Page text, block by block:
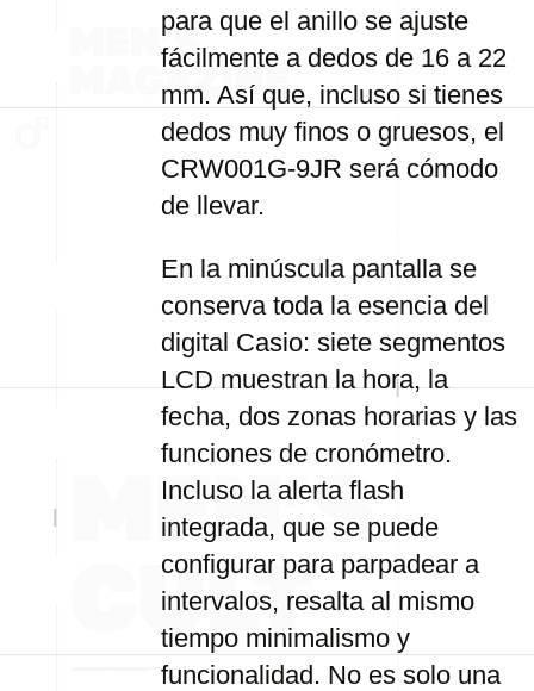
para que el anillo se ajuste
fácilmente a dedos de 16 a 22
mm. Así que, incluso si tienes
dedos muy finos o gruesos, el
CRW001G-9JR será cómodo
de llevar.
En la minúscula pantalla se
conserva toda la esencia del
digital Casio: siete segmentos
LCD muestran la hora, la
fecha, dos zonas horarias y las
funciones de cronómetro.
Incluso la alerta flash
integrada, que se puede
configurar para parpadear a
intervalos, resalta al mismo
tiempo minimalismo y
funcionalidad. No es solo una